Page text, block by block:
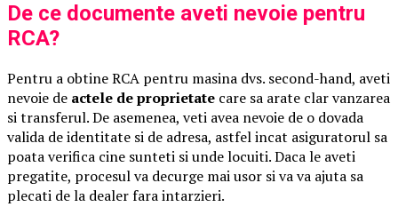
De ce documente aveti nevoie pentru
RCA?
Pentru a obtine RCA pentru masina dvs. second-hand, aveti
nevoie de actele de proprietate care sa arate clar vanzarea
si transferul. De asemenea, veti avea nevoie de o dovada
valida de identitate si de adresa, astfel incat asiguratorul sa
poata verifica cine sunteti si unde locuiti. Daca le aveti
pregatite, procesul va decurge mai usor si va va ajuta sa
plecati de la dealer fara intarzieri.